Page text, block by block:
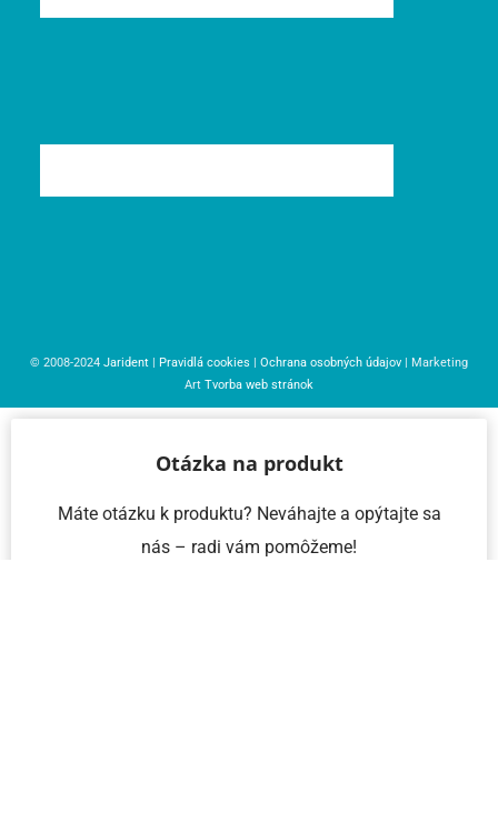
© 2008-2024 Jarident Pravidlá cookies Ochrana osobných údajov | Marketing
Art Tvorba web stránok
Otázka na produkt
Máte otázku k produktu? Neváhajte a opýtajte sa
nás – radi vám pomôžeme!